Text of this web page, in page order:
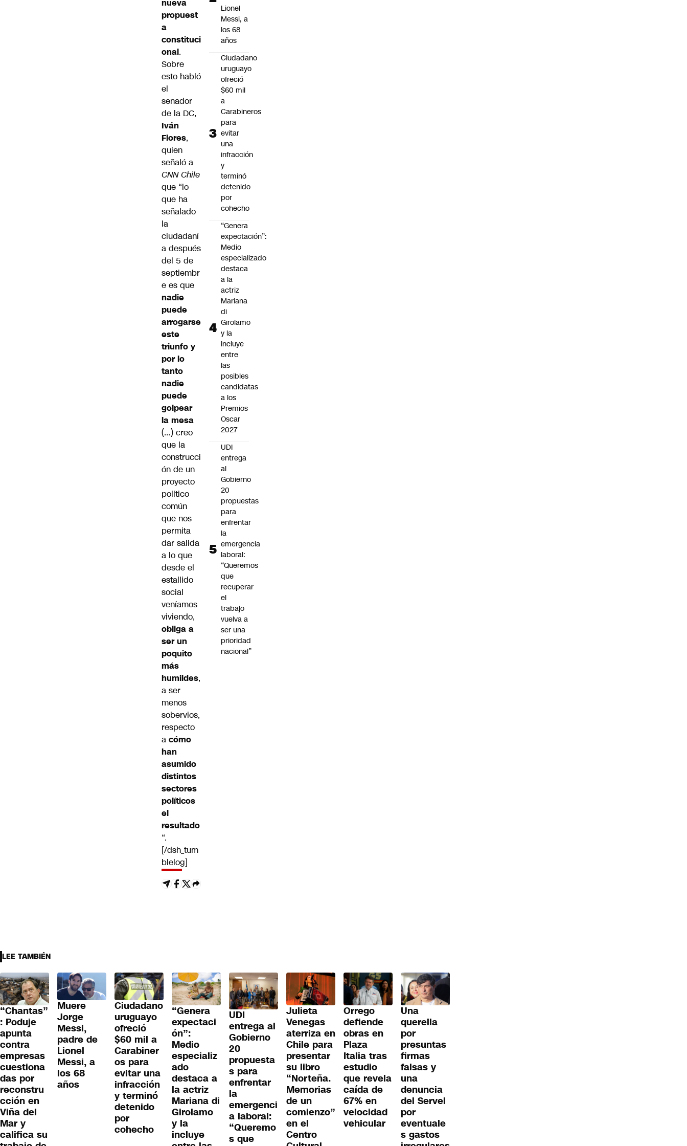
nueva
propuest
a
constituci
onal.
Sobre
esto habló
el
senador
de la DC,
Iván
Flores,
quien
señaló a
CNN Chile
que “lo
que ha
señalado
la
ciudadaní
a después
del 5 de
septiembr
e es que
nadie
puede
arrogarse
este
triunfo y
por lo
tanto
nadie
puede
golpear
la mesa
(…) creo
que la
construcci
ón de un
proyecto
político
común
que nos
permita
dar salida
a lo que
desde el
estallido
social
veníamos
viviendo,
obliga a
ser un
poquito
más
humildes,
a ser
menos
sobervios,
respecto
a cómo
han
asumido
distintos
sectores
políticos
el
resultado
“.
[/dsh_tum
blelog]
Lionel
Messi, a
los 68
años
Ciudadano
uruguayo
ofreció
$60 mil
a
Carabineros
para
evitar
una
infracción
y
terminó
detenido
por
cohecho
“Genera
expectación”:
Medio
especializado
destaca
a la
actriz
Mariana
di
Girolamo
y la
incluye
entre
las
posibles
candidatas
a los
Premios
Oscar
2027
UDI
entrega
al
Gobierno
20
propuestas
para
enfrentar
la
emergencia
laboral:
“Queremos
que
recuperar
el
trabajo
vuelva a
ser una
prioridad
nacional”
LEE TAMBIÉN
“Chantas”
: Poduje
apunta
contra
empresas
cuestiona
das por
reconstru
cción en
Viña del
Mar y
califica su
Muere
Jorge
Messi,
padre de
Lionel
Messi, a
los 68
años
Ciudadano
uruguayo
ofreció
$60 mil a
Carabiner
os para
evitar una
infracción
y terminó
detenido
por
cohecho
“Genera
expectaci
ón”:
Medio
especializ
ado
destaca a
la actriz
Mariana di
Girolamo
y la
incluye
UDI
entrega al
Gobierno
20
propuesta
s para
enfrentar
la
emergenci
a laboral:
“Queremo
s que
Julieta
Venegas
aterriza en
Chile para
presentar
su libro
“Norteña.
Memorias
de un
comienzo”
en el
Centro
Orrego
defiende
obras en
Plaza
Italia tras
estudio
que revela
caída de
67% en
velocidad
vehicular
Una
querella
por
presuntas
firmas
falsas y
una
denuncia
del Servel
por
eventuale
s gastos